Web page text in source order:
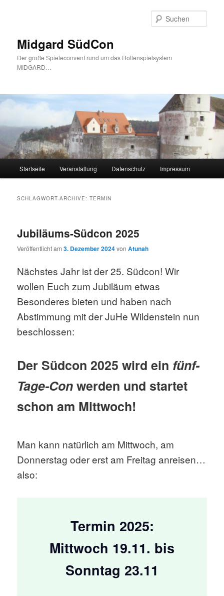
Midgard SüdCon
Der große Spieleconvent rund um das Rollenspielsystem
MIDGARD…
Startseite Veranstaltung Datenschutz Impressum
SCHLAGWORT-ARCHIVE:TERMIN
Jubiläums-Südcon 2025
Veröffentlicht am3. Dezember 2024vonAtunah
Nächstes Jahr ist der 25. Südcon! Wir
wollen Euch zum Jubiläum etwas
Besonderes bieten und haben nach
Abstimmung mit der JuHe Wildenstein nun
beschlossen:
Der Südcon 2025 wird ein fünf-
Tage-Conwerden und startet
schon am Mittwoch!
Man kann natürlich am Mittwoch, am
Donnerstag oder erst am Freitag anreisen…
also:
Termin 2025:
Mittwoch 19.11. bis
Sonntag 23.11